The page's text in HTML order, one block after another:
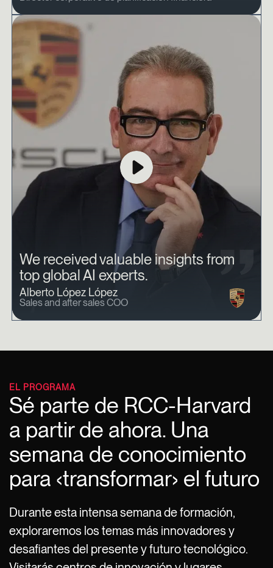
We received valuable insights from
top global AI experts.
Alberto López López
Sales and after sales COO
EL PROGRAMA
Sé parte de RCC-Harvard
a partir de ahora. Una
semana de conocimiento
para ‹transformar› el futuro
Durante esta intensa semana de formación,
exploraremos los temas más innovadores y
desafiantes del presente y futuro tecnológico.